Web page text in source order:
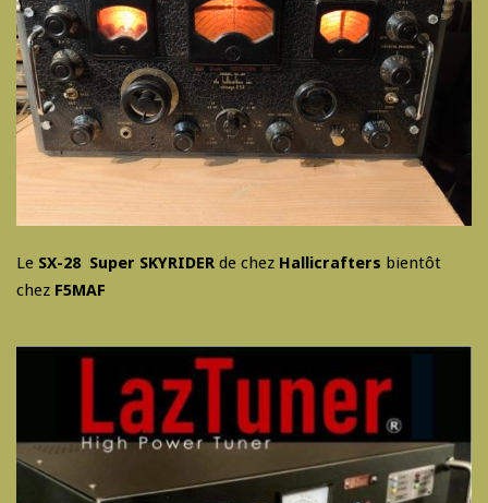
Le SX-28 Super SKYRIDER de chez Hallicrafters bientôt
chez F5MAF